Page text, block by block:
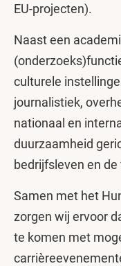
EU-projecten).
Naast een
culturele
journalistiek,
nationaal en
duurzaamheid
bedrijfsleven en
Samen met het
zorgen wij ervoor
te komen met